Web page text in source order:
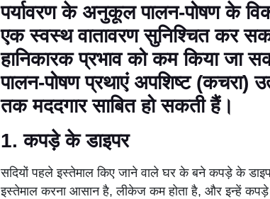
पर्यावरण के अनुकूल पालन-पोषण के
एक स्वस्थ वातावरण सुनिश्चित कर
हानिकारक प्रभाव को कम किया जा
पालन-पोषण प्रथाएं अपशिष्ट (कचरा)
तक मददगार साबित हो सकती हैं।
1.कपड़े के डाइपर
सदियों पहले इस्तेमाल किए जाने वाले घर के बने कपड़े के
इस्तेमाल करना आसान है, लीकेज कम होता है, और इन्हें कपड़े